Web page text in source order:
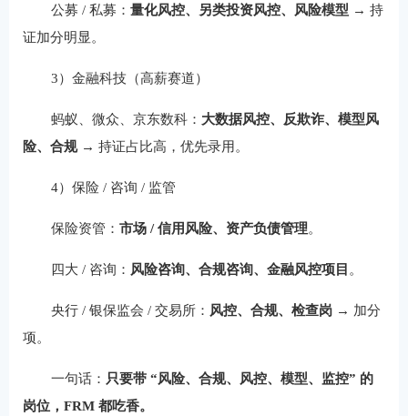
公募 / 私募： 量化风控、另类投资风控、风险模型 → 持
证加分明显。
3）金融科技（高薪赛道）
蚂蚁、微众、京东数科： 大数据风控、反欺诈、模型风
险、合规→ 持证占比高，优先录用。
4）保险 / 咨询 / 监管
保险资管： 市场 / 信用风险、资产负债管理。
四大 / 咨询： 风险咨询、合规咨询、金融风控项目 。
央行 / 银保监会 / 交易所： 风控、合规、检查岗→ 加分
项。
一句话： 只要带 “风险、合规、风控、模型、监控” 的
岗位，FRM 都吃香。